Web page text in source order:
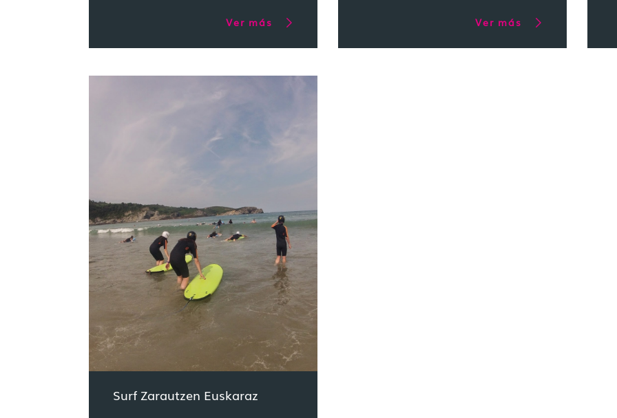
Ver más Ver más
Surf Zarautzen Euskaraz